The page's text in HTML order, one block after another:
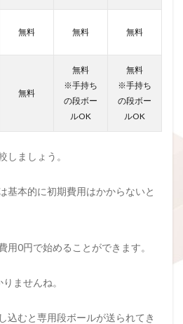
無料 無料 無料
無料
無料
※手持ち
の段ボー
ルOK
無料
※手持ち
の段ボー
ルOK
しましょう。
基本的に初期費用はかからないと
用0円で始めることができます。
ませんね。
込むと専用段ボールが送られてき